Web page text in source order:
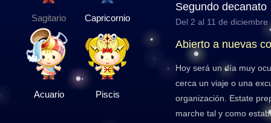
Sagitario Capricornio
Acuario Piscis
Segundo decanato
Del 2 al 11 de diciembre
Abierto a nuevas
Hoy será un día muy
cerca un viaje o una
organización. Estate
marche tal y como